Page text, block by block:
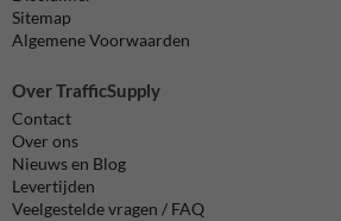
Sitemap
Algemene Voorwaarden
Over TrafficSupply
Contact
Over ons
Nieuws en Blog
Levertijden
Veelgestelde vragen / FAQ